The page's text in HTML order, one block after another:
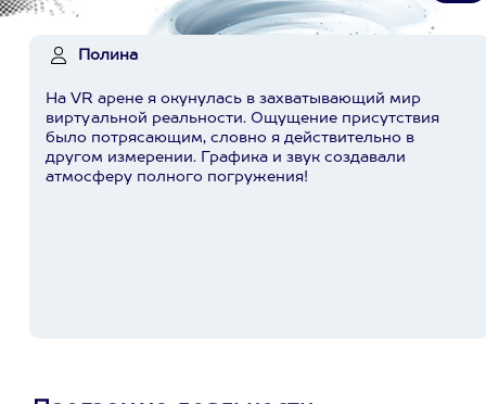
Полина
На VR арене я окунулась в захватывающий мир
виртуальной реальности. Ощущение присутствия
было потрясающим, словно я действительно в
другом измерении. Графика и звук создавали
атмосферу полного погружения!